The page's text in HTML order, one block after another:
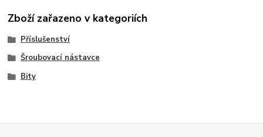
Zboží zařazeno v kategoriích
Příslušenství
Šroubovací nástavce
Bity